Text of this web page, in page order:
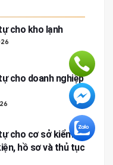
cho kho lạnh
cho doanh nghiệp
cho cơ sở kiểm
hồ sơ và thủ tục